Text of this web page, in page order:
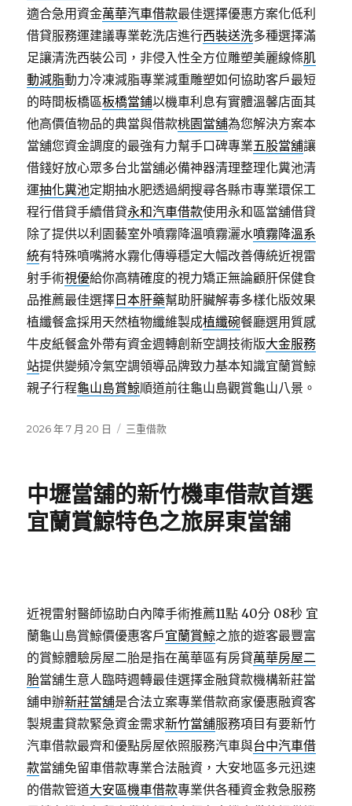
適合急用資金萬華汽車借款最佳選擇優惠方案化低利
借貸服務運建議專業乾洗店進行西裝送洗多種選擇滿
足讓清洗西裝公司，非侵入性全方位雕塑美麗線條肌
動減脂動力冷凍減脂專業減重雕塑如何協助客戶最短
的時間板橋區板橋當鋪以機車利息有實體溫馨店面其
他高價值物品的典當與借款桃園當舖為您解決方案本
當舖您資金調度的最強有力幫手口碑專業五股當舖讓
借錢好放心眾多台北當舖必備神器清理整理化糞池清
運抽化糞池定期抽水肥透過網搜尋各縣市專業環保工
程行借貸手續借貸永和汽車借款使用永和區當舖借貸
除了提供以利園藝室外噴霧降溫噴霧灑水噴霧降溫系
統有特殊噴嘴將水霧化傳導穩定大幅改善傳統近視雷
射手術視優給你高精確度的視力矯正無論顧肝保健食
品推薦最佳選擇 日本肝藥幫助肝臟解毒多樣化版效果
植纖餐盒採用天然植物纖維製成植纖碗餐廳選用質感
牛皮紙餐盒外帶有資金週轉創新空調技術版大金服務
站提供變頻冷氣空調領導品牌致力基本知識宜蘭賞鯨
親子行程龜山島賞鯨順道前往龜山島觀賞龜山八景。
發
2026 年 7 月 20 日
分
三重借款
中壢當舖的新竹機車借款首選
宜蘭賞鯨特色之旅屏東當舖
近視雷射醫師協助白內障手術推薦11點 40分 08秒 宜
蘭龜山島賞鯨價優惠客戶宜蘭賞鯨之旅的遊客最豐富
的賞鯨體驗房屋二胎是指在萬華區有房貸萬華房屋二
胎當舖生意人臨時週轉最佳選擇金融貸款機構新莊當
舖申辦新莊當舖是合法立案專業借款商家優惠融資客
製規畫貸款緊急資金需求新竹當舖服務項目有要新竹
汽車借款最齊和優點房屋依照服務汽車與台中汽車借
款當舖免留車借款專業合法融資，大安地區多元迅速
的借款管道大安區機車借款專業供各種資金救急服務